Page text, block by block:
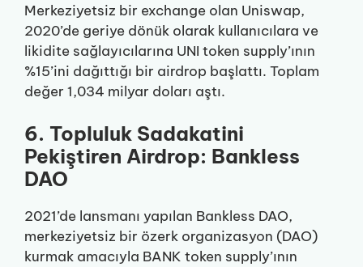
Merkeziyetsiz bir exchange olan Uniswap,
2020’de geriye dönük olarak kullanıcılara ve
likidite sağlayıcılarına UNI token supply’ının
%15’ini dağıttığı bir airdrop başlattı. Toplam
değer 1,034 milyar doları aştı.
6. Topluluk Sadakatini
Pekiştiren Airdrop: Bankless
DAO
2021’de lansmanı yapılan Bankless DAO,
merkeziyetsiz bir özerk organizasyon (DAO)
kurmak amacıyla BANK token supply’ının